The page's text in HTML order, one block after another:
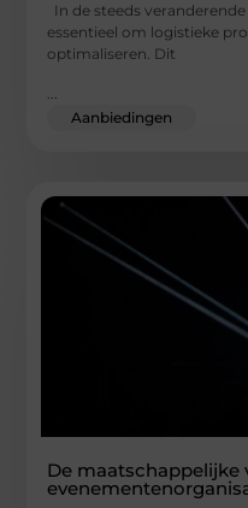
In de steeds
essentieel om logistieke
optimaliseren. Dit
Aanbiedingen
De maatschappelijke